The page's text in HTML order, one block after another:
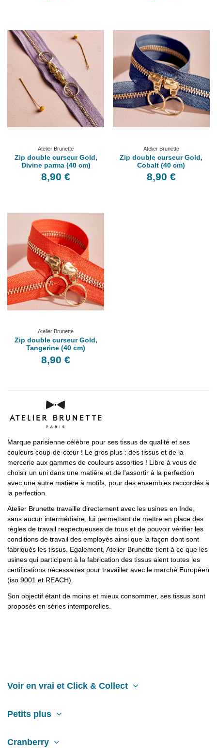
Atelier Brunette
Zip double curseur Gold,
Divine parma (40 cm)
8,90 €
Atelier Brunette
Zip double curseur Gold,
Cobalt (40 cm)
8,90 €
Atelier Brunette
Zip double curseur Gold,
Tangerine (40 cm)
8,90 €
Marque parisienne célèbre pour ses tissus de qualité et ses
couleurs coup-de-cœur ! Le gros plus : des tissus et de la
mercerie aux gammes de couleurs assorties ! Libre à vous de
choisir un uni dans une matière et de l'assortir à la perfection
avec une autre matière à motifs, pour des ensembles raccordés à
la perfection.
Atelier Brunette travaille directement avec les usines en Inde,
sans aucun intermédiaire, lui permettant de mettre en place des
règles de travail respectueuses de tous et de pouvoir vérifier les
conditions de travail des employés ainsi que la façon dont sont
fabriqués les tissus. Egalement, Atelier Brunette tient à ce que les
usines qui participent à la fabrication des tissus aient toutes les
certifications nécessaires pour travailler avec le marché Européen
(iso 9001 et REACH).
Son objectif étant de moins et mieux consommer, ses tissus sont
proposés en séries intemporelles.
Voir en vrai et Click & Collect
Petits plus
Cranberry